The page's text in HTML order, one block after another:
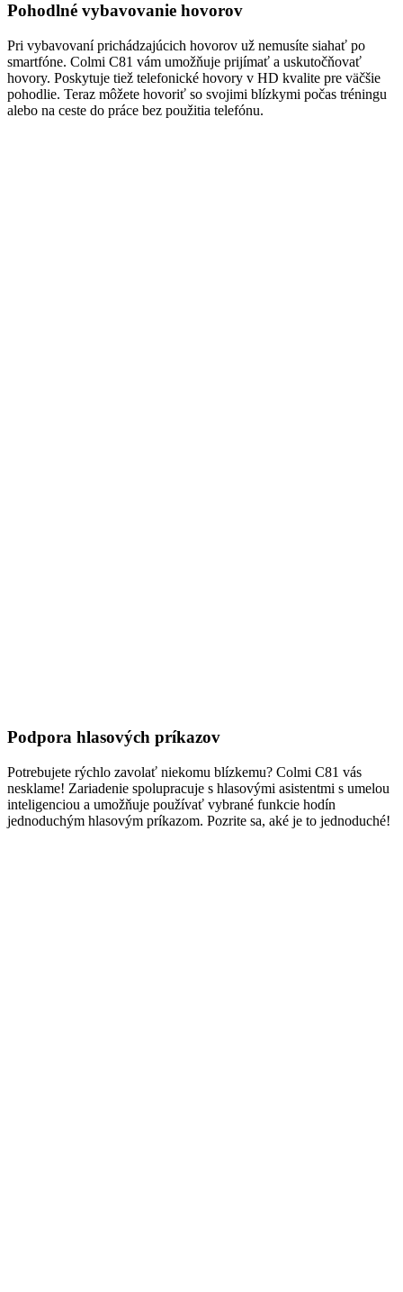
Pohodlné vybavovanie hovorov
Pri vybavovaní prichádzajúcich hovorov už nemusíte siahať po
smartfóne. Colmi C81 vám umožňuje prijímať a uskutočňovať
hovory. Poskytuje tiež telefonické hovory v HD kvalite pre väčšie
pohodlie. Teraz môžete hovoriť so svojimi blízkymi počas tréningu
alebo na ceste do práce bez použitia telefónu.
Podpora hlasových príkazov
Potrebujete rýchlo zavolať niekomu blízkemu? Colmi C81 vás
nesklame! Zariadenie spolupracuje s hlasovými asistentmi s umelou
inteligenciou a umožňuje používať vybrané funkcie hodín
jednoduchým hlasovým príkazom. Pozrite sa, aké je to jednoduché!